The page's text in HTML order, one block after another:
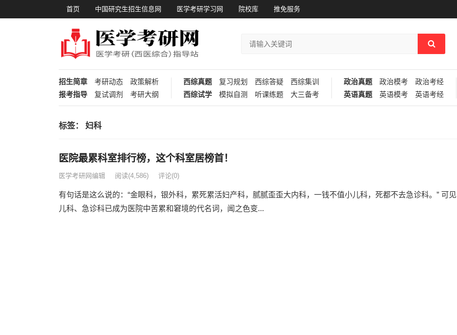
首页 中国研究生招生信息网 医学考研学习网 院校库 推免服务
招生简章 考研动态
政策解析
报考指导
复试调剂 考研大纲
西综真题 复习规划 西综答疑
西综集训
西综试学
模拟自测 听课练题 大三备考
政治真题 政治模考
政治考经
英语真题
英语模考 英语考经
标签： 妇科
医院最累科室排行榜，这个科室居榜首！
医学考研网编辑 阅读(4,586) 评论(0)
有句话是这么说的：“金眼科，银外科，累死累活妇产科，腻腻歪歪大内科，一钱不值小儿科，死都不去急诊科。” 可见
儿科、急诊科已成为医院中苦累和窘境的代名词，闻之色变...